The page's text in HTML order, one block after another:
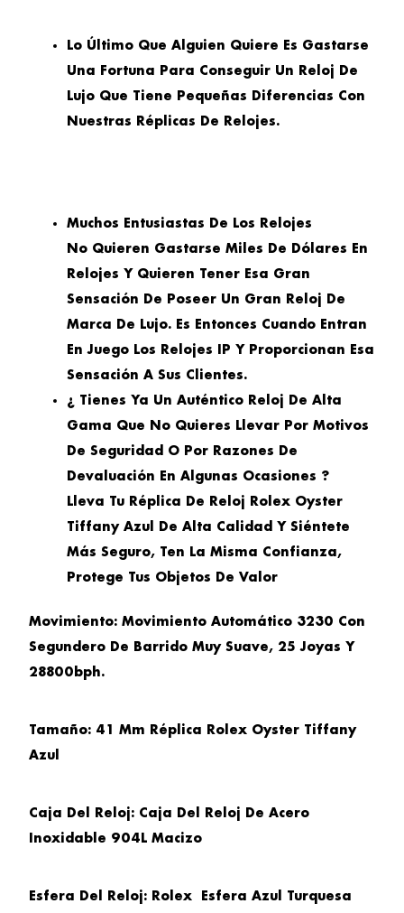
Lo Último Que Alguien Quiere Es Gastarse
Una Fortuna Para Conseguir Un Reloj De
Lujo Que Tiene Pequeñas Diferencias Con
Nuestras Réplicas De Relojes.
Muchos Entusiastas De Los Relojes
No Quieren Gastarse Miles De Dólares En
Relojes Y Quieren Tener Esa Gran
Sensación De Poseer Un Gran Reloj De
Marca De Lujo. Es Entonces Cuando Entran
En Juego Los Relojes IP Y Proporcionan Esa
Sensación A Sus Clientes.
¿ Tienes Ya Un Auténtico Reloj De Alta
Gama Que No Quieres Llevar Por Motivos
De Seguridad O Por Razones De
Devaluación En Algunas Ocasiones ?
Lleva Tu Réplica De Reloj Rolex Oyster
Tiffany Azul De Alta Calidad Y Siéntete
Más Seguro, Ten La Misma Confianza,
Protege Tus Objetos De Valor
Movimiento: Movimiento Automático 3230 Con
Segundero De Barrido Muy Suave, 25 Joyas Y
28800bph.
Tamaño: 41 Mm Réplica Rolex Oyster Tiffany
Azul
Caja Del
Reloj: Caja Del Reloj De Acero
Inoxidable 904L Macizo
Esfera Del Reloj: Rolex Esfera Azul Turquesa